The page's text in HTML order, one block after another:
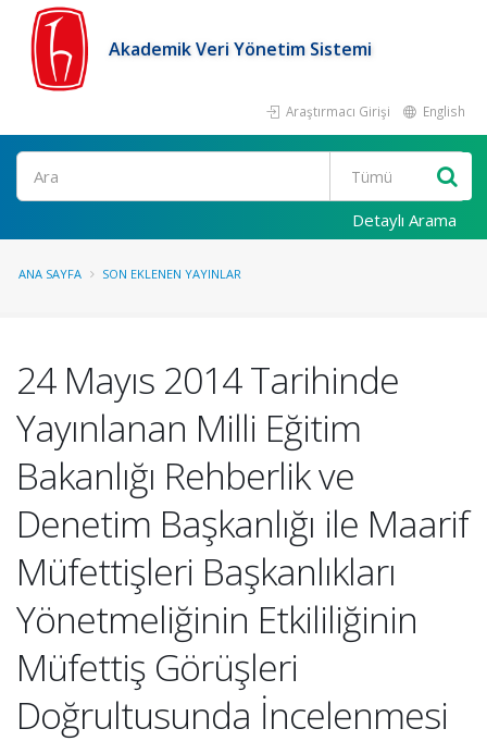
Akademik Veri Yönetim Sistemi
Araştırmacı Girişi English
Ara
Detaylı Arama
ANA SAYFA SON EKLENEN YAYINLAR
24 Mayıs 2014 Tarihinde
Yayınlanan Milli Eğitim
Bakanlığı Rehberlik ve
Denetim Başkanlığı ile Maarif
Müfettişleri Başkanlıkları
Yönetmeliğinin Etkililiğinin
Müfettiş Görüşleri
Doğrultusunda İncelenmesi